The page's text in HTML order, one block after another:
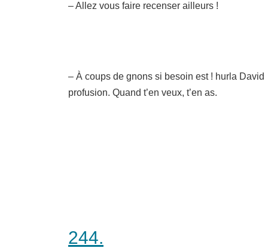
– Allez vous faire recenser ailleurs !
– À coups de gnons si besoin est ! hurla
profusion. Quand t’en veux, t’en as.
244.